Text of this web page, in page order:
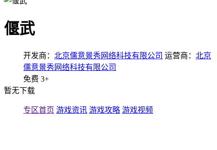
偃武
开发商： 北京儒意景秀网络科技有限公司 运营商： 北京
儒意景秀网络科技有限公司
免费 3+
暂无下载
专区首页 游戏资讯 游戏攻略 游戏视频